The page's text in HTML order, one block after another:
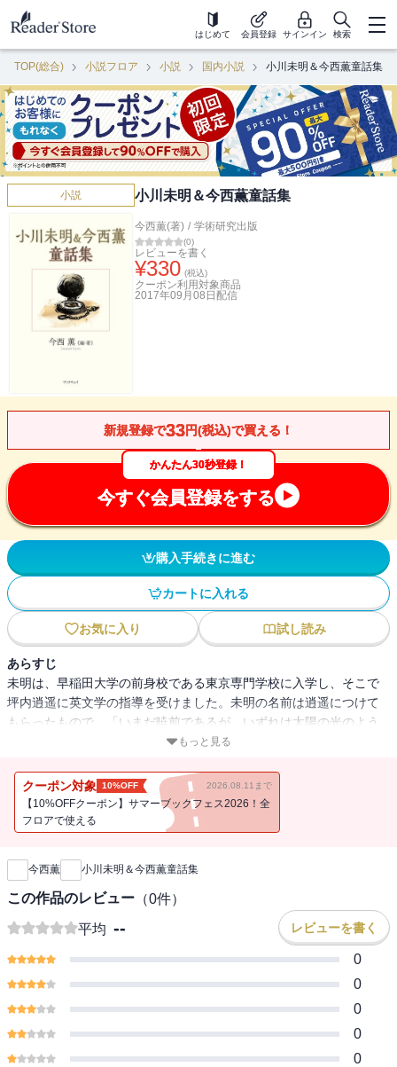
はじめて 会員登録 サインイン 検索
TOP(総合) 小説フロア 小説 国内小説 小川未明＆今西薫童話集
小説 小川未明＆今西薫童話集
今西薫(著) / 学術研究出版
(0)
レビューを書く
¥330 (税込)
クーポン利用対象商品
2017年09月08日 配信
新規登録で33円(税込)で買える！
かんたん30秒登録！
今すぐ会員登録をする
購入手続きに進む
カートに入れる
お気に入り 試し読み
あらすじ
未明は、早稲田大学の前身校である東京専門学校に入学し、そこで
坪内逍遥に英文学の指導を受けました。未明の名前は逍遥につけて
もらったもので、「いまだ暁前であるが、いずれは太陽の光のよう
に燦然と輝く未来がある」という希望に満ちた名前です。未明は島
月の影響があるものと考えられます。さらに、小泉八雲が逝く直前
の春学期に、未明は早稲田大学で八雲の最初で最後の英文学の講義
を受け、八雲から感銘を受け、卒業論文では八雲を論じています。
る未明の作品にある「優しさ」は、八雲の人となりから滲み出る
「心優しさ」を受け継いでいるものです。
未明の本名は健作といいます。今西薫の『健作フュージョン物語
７』 の主人公は未明である健作少年という設定になっています。未
明が書いた『小さい針の音』、『村の兄弟』、『眠い町』、『赤い
ろうそくと人魚』、『あらしの前の木と鳥の会話』、『港に着いた
があります。未明の作品にある「優しさ」はこの文体と不可分で
す。彼が子供に教えたい「人としてあるべき姿」を、今西薫が受け
継ぎ、七つ束ねて結ぶ中で彼なりの童話を創作しました。
もっと見る
クーポン対象 10%OFF 2026.08.11まで
【10%OFFクーポン】サマーブックフェス2026！全
フロアで使える
新刊通知
今西薫 小川未明＆今西薫童話集
この作品のレビュー （0件）
平均 -- レビューを書く
0
0
0
0
0